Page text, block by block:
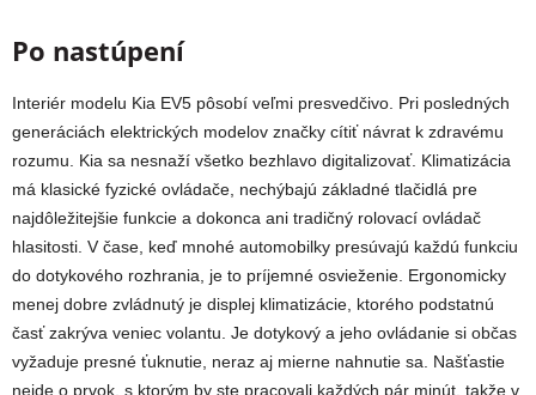
Po nastúpení
Interiér modelu Kia EV5 pôsobí veľmi presvedčivo. Pri posledných
generáciách elektrických modelov značky cítiť návrat k zdravému
rozumu. Kia sa nesnaží všetko bezhlavo digitalizovať. Klimatizácia
má klasické fyzické ovládače, nechýbajú základné tlačidlá pre
najdôležitejšie funkcie a dokonca ani tradičný rolovací ovládač
hlasitosti. V čase, keď mnohé automobilky presúvajú každú funkciu
do dotykového rozhrania, je to príjemné osvieženie. Ergonomicky
menej dobre zvládnutý je displej klimatizácie, ktorého podstatnú
časť zakrýva veniec volantu. Je dotykový a jeho ovládanie si občas
vyžaduje presné ťuknutie, neraz aj mierne nahnutie sa. Našťastie
nejde o prvok, s ktorým by ste pracovali každých pár minút, takže v